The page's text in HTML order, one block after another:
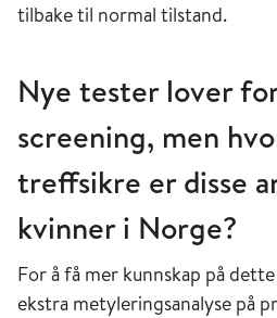
tilbake til normal tilstand.
Nye tester lover
screening, men
treffsikre er disse
kvinner i Norge?
For å få mer kunnskap på
ekstra metyleringsanalyse på